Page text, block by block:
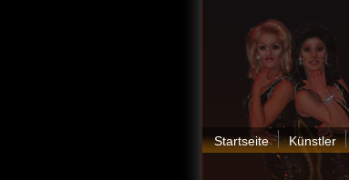
Startseite Künstler